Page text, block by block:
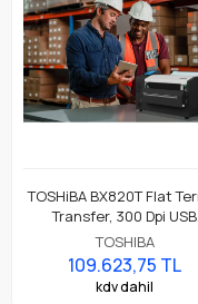
TOSHiBA BX820T Flat
Transfer, 300 Dpi USB
Ethernet, 8" A4 Premium
Endüstriyel Barkod
Yazıcı
TOSHIBA
109.623,75 TL
kdv dahil